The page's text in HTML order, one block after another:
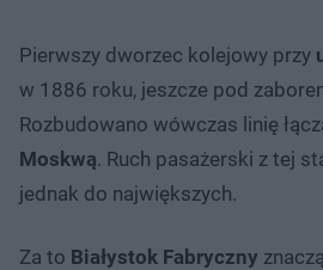
Pierwszy dworzec kolejowy przy
w 1886 roku, jeszcze pod
Rozbudowano wówczas linię
Moskwą. Ruch pasażerski z tej
jednak do największych.
Za to Białystok Fabryczny